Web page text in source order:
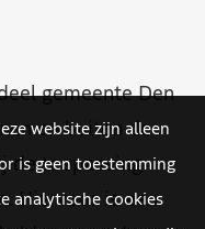
gemeente Den
en buiten de
de toepassing
Hiervoor is een
website zijn alleen
is geen toestemming
analytische cookies